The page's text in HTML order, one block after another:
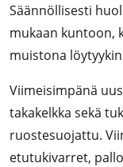
Säännöllisesti
mukaan kuntoon,
muistona
Viimeisimpänä
takakelkka sekä
ruostesuojattu.
etutukivarret,